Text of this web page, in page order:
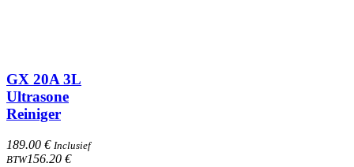
GX 20A 3L
Ultrasone
Reiniger
189.00 € Inclusief
BTW156.20 €